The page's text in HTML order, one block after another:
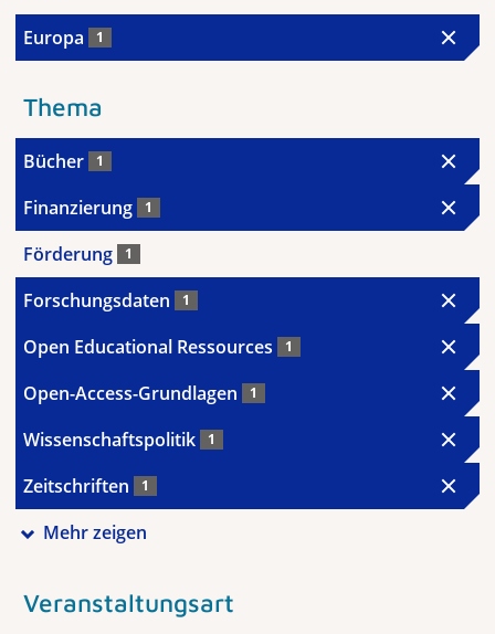
Europa 1
Thema
Bücher 1
Finanzierung 1
Förderung 1
Forschungsdaten 1
Open Educational Ressources 1
Open-Access-Grundlagen 1
Wissenschaftspolitik 1
Zeitschriften 1
Mehr zeigen
Veranstaltungsart